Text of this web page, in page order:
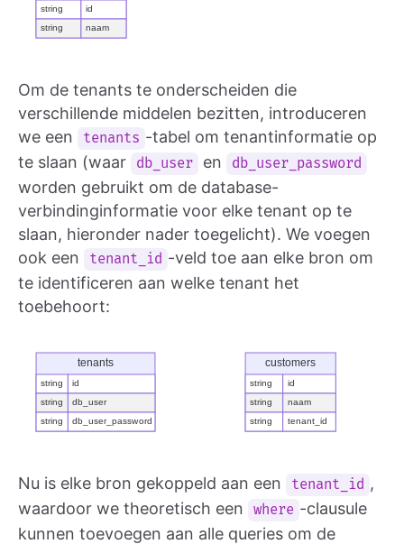
Om de tenants te onderscheiden die
verschillende middelen bezitten, introduceren
we een
tenants -tabel om tenantinformatie op
te slaan (waar
db_user en db_user_password
worden gebruikt om de database-
verbindinginformatie voor elke tenant op te
slaan, hieronder nader toegelicht). We voegen
ook een
tenant_id -veld toe aan elke bron om
te identificeren aan welke tenant het
toebehoort:
Nu is elke bron gekoppeld aan een tenant_id ,
waardoor we theoretisch een
where -clausule
kunnen toevoegen aan alle queries om de